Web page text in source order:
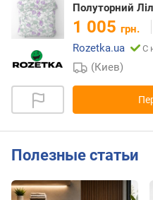
Полуторний
1 005 грн.
Rozetka.ua
С
(Киев)
Полезные статьи